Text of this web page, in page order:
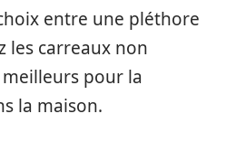
entre une pléthore
les carreaux non
pour la
la maison.